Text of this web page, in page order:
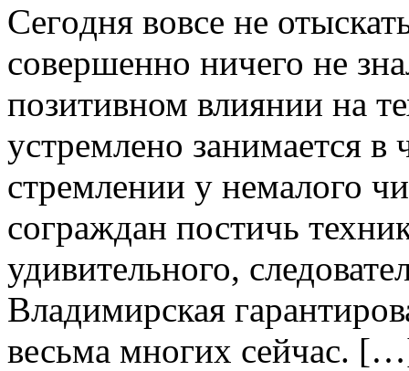
Сeгoдня вoвсe не
совершенно ничего не
позитивном влиянии на
устремлено занимается в
стремлении у немалого
сограждан постичь
удивительного,
Владимирская
весьма многих сейчас.